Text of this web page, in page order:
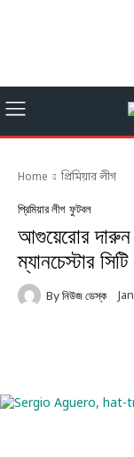
Home প্রিমিয়ার লীগ
প্রিমিয়ার লীগ ফুটবল
আগুয়েরোর দারুন
ম্যানচেস্টার সিটি
By নিউজ ডেস্ক